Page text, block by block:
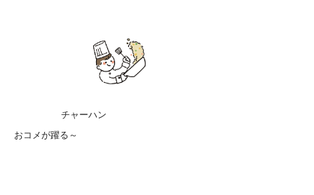
チャーハン
おコメが躍る～